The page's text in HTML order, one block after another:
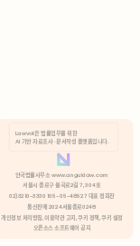
분석 쿠키 허용
Lawvot은 법률업무를 위한
AI 기반 자료조사 · 문서작성 플랫폼입니다.
안국법률사무소 www.anguklaw.com
서울시 종로구 율곡로2길 7, 304호
02)3210-3330 105-05-48527 대표 정희찬
통신판매 2024서울종로0248
개인정보 처리방침, 이용약관 고지, 쿠키 정책, 쿠키 설정
오픈소스 소프트웨어 공지